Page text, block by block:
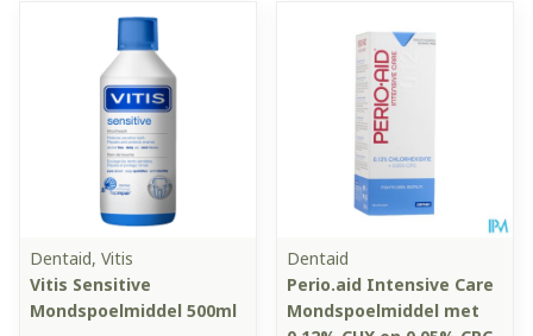
Dentaid, Vitis
Vitis Sensitive
Mondspoelmiddel 500ml
Dentaid
Perio.aid Intensive Care
Mondspoelmiddel met